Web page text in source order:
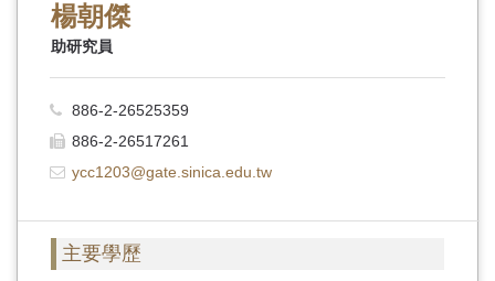
楊朝傑
助研究員
886-2-26525359
886-2-26517261
ycc1203@gate.sinica.edu.tw
主要學歷